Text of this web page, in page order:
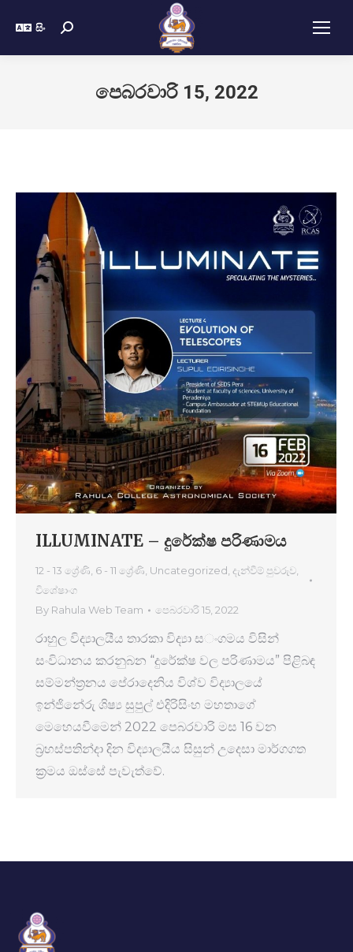
සිං
පෙබරවාරි 15, 2022
ILLUMINATE – දුරේක්ෂ පරිණාමය
12 - 13 ශ්‍රේණි 6 - 11 ශ්‍රේණි Uncategorized දැන්වීම් පුවරුව
විශේෂාංග
By Rahula Web Team පෙබරවාරි 15, 2022
රාහුල විද්‍යාලයීය තාරකා විද්‍යා ස​ංගමය විසින්
සංවිධානය කර​නුබන “දුරේක්ෂ වල පරිණාමය” පිළිබඳ
සම්මන්ත්‍රන​ය පේරාදෙනිය විශ්ව විද්‍යාලයේ
ඉන්ජිනේරු ශිෂ්‍ය සුපුල් එදිරිසිංහ මහතා​ගේ
මෙහෙයවීමෙන් 2022 පෙබරවාරි මස 16 වන
බ්‍රහස්පතින්දා දින විද්‍යාලයීය සිසුන් උදෙසා මාර්ගගත
ක්‍රමය ඔස්සේ පැවැත්වේ.